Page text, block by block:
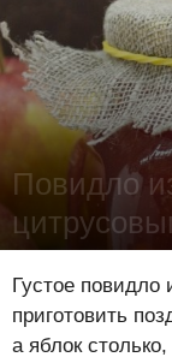
Повидло
Густое
приготовить
а яблок